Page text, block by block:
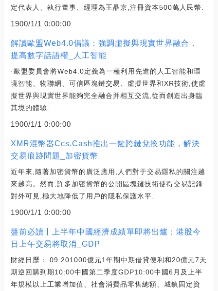
定代表人、執行董事、經理為王晶京,注冊資本500萬人民幣.
1900/1/1 0:00:00
解讀歐盟Web4.0倡議：強調虛擬與現實世界融合，
提高數字話語權_人工智能
·歐盟委員會將Web4.0定義為一種利用先進的人工智能和環
境智能、物聯網、可信區塊鏈交易、虛擬世界和XR技術,使虛
擬世界與現實世界能夠完全融合并相互交流,從而創造出身臨
其境的體驗.
1900/1/1 0:00:00
XMR混幣器Ccs.Cash推出一鍵跨鏈兌換功能，解決
交易痕跡問題_加密貨幣
近年來,隨著加密貨幣的廣泛應用,人們對于交易隱私的關注越
來越高。然而,許多加密貨幣的公開區塊鏈技術使得交易記錄
對外可見,極大地降低了用戶的隱私保護水平.
1900/1/1 0:00:00
盤前必讀丨上半年中國經濟成績單即將出爐；港股今
日上午交易將取消_GDP
財經日歷： 09:201000億元1年期中期借貸便利和20億元7天
期逆回購到期10:00中國第二季度GDP10:00中國6月及上半
年規模以上工業增加值、社會消費品零售總額、城鎮固定資